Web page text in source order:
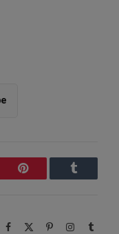
Pinterest Tumblr
Facebook PinterestInstagram
Tumblr